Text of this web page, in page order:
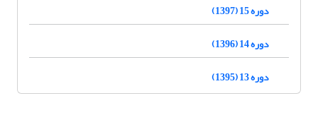
دوره 15 (1397)
دوره 14 (1396)
دوره 13 (1395)